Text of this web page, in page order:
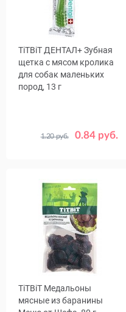
TiTBiT ДЕНТАЛ+ Зубная
щетка с мясом кролика
для собак маленьких
пород, 13 г
0.84 руб.
1.20 руб.
Количество
1 35
годности
TiTBiТ Медальоны
мясные из баранины